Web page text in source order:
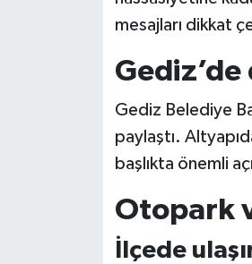
mesajları dikkat
Gediz’de
Gediz Belediye
paylaştı.
başlıkta önemli
Otopark
İlçede